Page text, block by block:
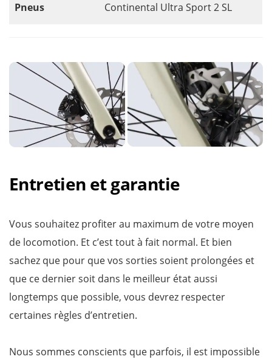
Pneus Continental Ultra Sport 2 SL
Entretien et garantie
Vous souhaitez profiter au maximum de votre moyen
de locomotion. Et c’est tout à fait normal. Et bien
sachez que pour que vos sorties soient prolongées et
que ce dernier soit dans le meilleur état aussi
longtemps que possible, vous devrez respecter
certaines règles d’entretien.
Nous sommes conscients que parfois, il est impossible